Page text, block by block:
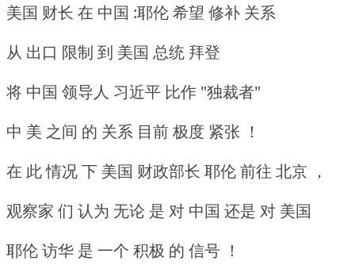
美国 财长 在 中国 :耶伦 希望 修补 关系
从 出口 限制 到 美国 总统 拜登
将 中国 领导人 习近平 比作 "独裁者"
中 美 之间 的 关系 目前 极度 紧张 ！
在 此 情况 下 美国 财政部长 耶伦 前往 北京 ，
观察家 们 认为 无论 是 对 中国 还是 对 美国
耶伦 访华 是 一个 积极 的 信号 ！